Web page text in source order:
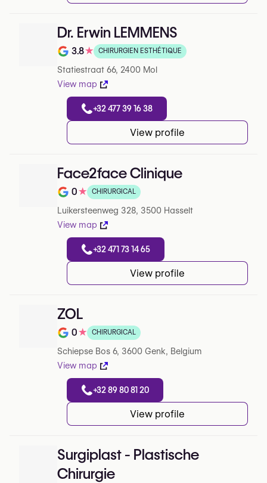
Dr. Erwin LEMMENS
Note de 3.8 sur 5 sur Google
3.8★ CHIRURGIEN ESTHÉTIQUE
Statiestraat 66, 2400 Mol
View map
+32 477 39 16 38
View profile
Face2face Clinique
Note de 0 sur 5 sur Google
0★ CHIRURGICAL
Luikersteenweg 328, 3500 Hasselt
View map
+32 471 73 14 65
View profile
ZOL
Note de 0 sur 5 sur Google
0★ CHIRURGICAL
Schiepse Bos 6, 3600 Genk, Belgium
View map
+32 89 80 81 20
View profile
Surgiplast - Plastische
Chirurgie